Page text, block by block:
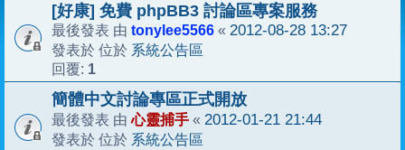
[好康] 免費 phpBB3 討論區專案服務
最後發表 由 tonylee5566 « 2012-08-28 13:27
發表於 位於 系統公告區
回覆: 1
簡體中文討論專區正式開放
最後發表 由心靈捕手 « 2012-01-21 21:44
發表於 位於 系統公告區